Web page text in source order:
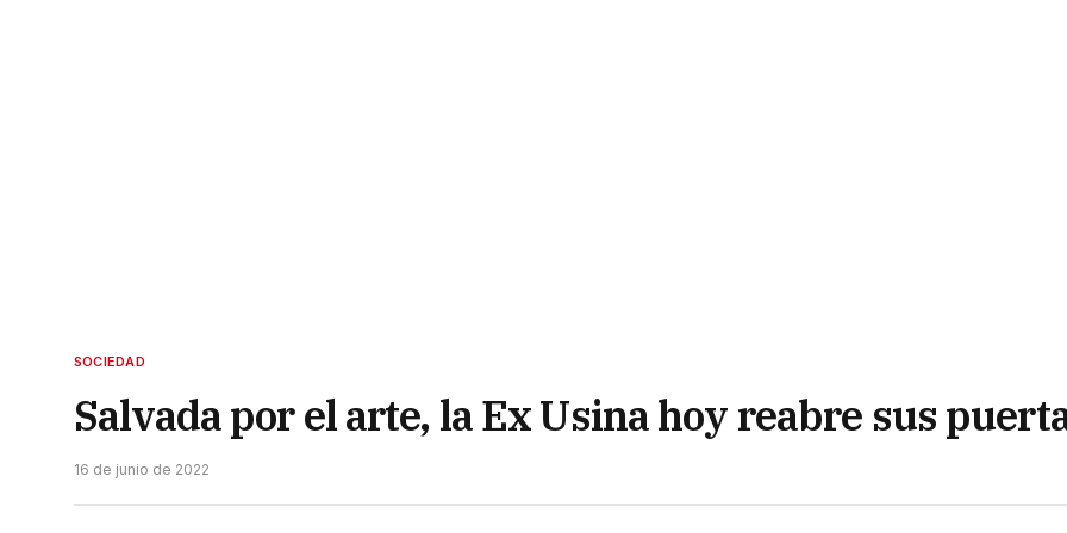
SOCIEDAD
Salvada por el arte, la Ex Usina hoy reabre sus
16 de junio de 2022